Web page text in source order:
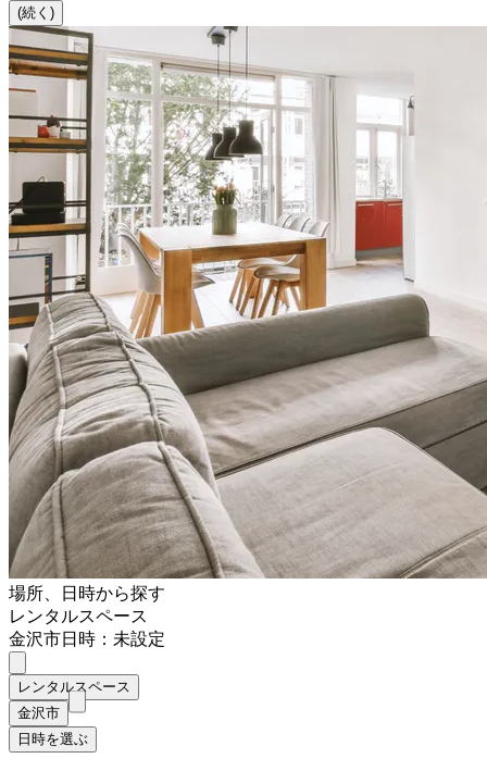
(続く)
場所、日時から探す
レンタルスペース
金沢市日時：未設定
レンタルスペース
金沢市
日時を選ぶ